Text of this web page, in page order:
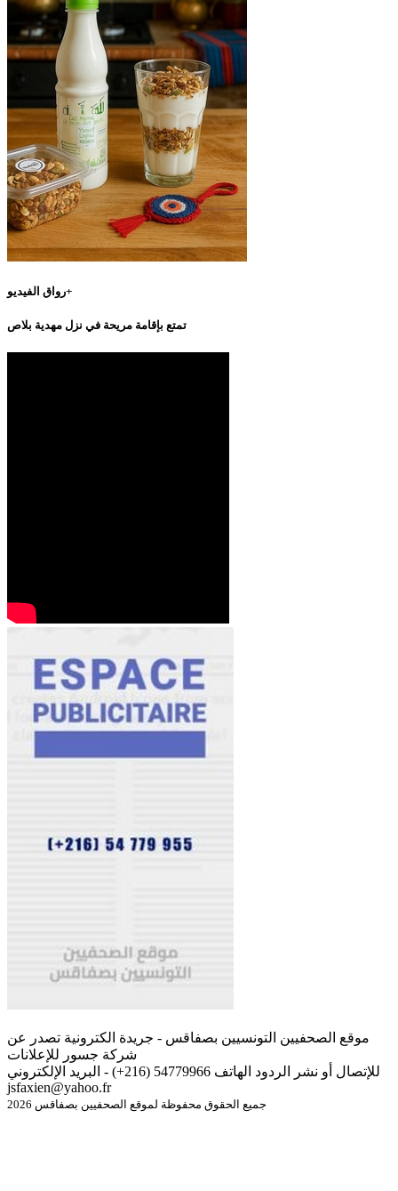
رواق الفيديو+
تمتع بإقامة مريحة في نزل مهدية بلاص
موقع الصحفيين التونسيين بصفاقس - جريدة الكترونية تصدر عن
شركة جسور للإعلانات
للإتصال أو نشر الردود الهاتف 54779966 (216+) - البريد الإلكتروني
jsfaxien@yahoo.fr
جميع الحقوق محفوظة لموقع الصحفيين بصفاقس 2026